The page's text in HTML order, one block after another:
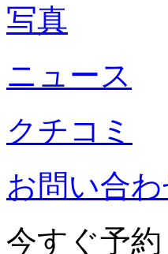
写真
ニュース
クチコミ
お問い合
今すぐ予約